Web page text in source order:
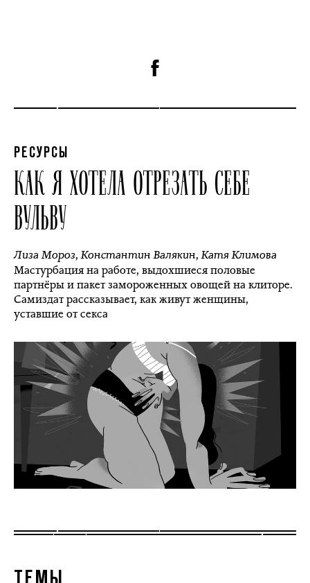
РЕСУРСЫ
КАК Я ХОТЕЛА ОТРЕЗАТЬ СЕБЕ
ВУЛЬВУ
Лиза Мороз,Константин Валякин,Катя Климова
Мастурбация на работе, выдохшиеся половые
партнёры и пакет замороженных овощей на клиторе.
Самиздат рассказывает, как живут женщины,
уставшие от секса